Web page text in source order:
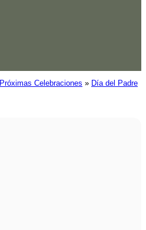
Próximas Celebraciones » Día del Padre